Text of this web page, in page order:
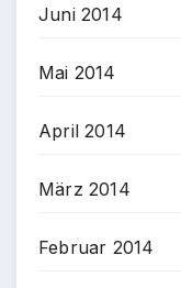
Juni 2014
Mai 2014
April 2014
März 2014
Februar 2014